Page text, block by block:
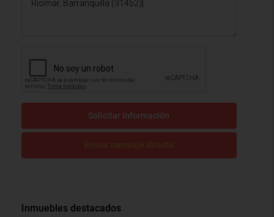
Solicitar información
Inmuebles destacados